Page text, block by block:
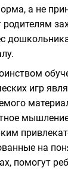
а не
родителям
игр
на
помогут